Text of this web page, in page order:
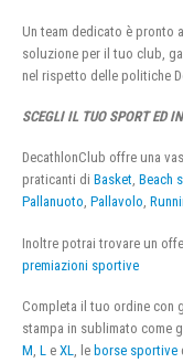
Un team dedicato è pronto
soluzione per il tuo club,
nel rispetto delle politiche
SCEGLI IL TUO SPORT ED
DecathlonClub offre una
praticanti di Basket, Beach
Pallanuoto, Pallavolo,
Inoltre potrai trovare un
premiazioni sportive
Completa il tuo ordine con
stampa in sublimato come
M L e XL , le borse sportive